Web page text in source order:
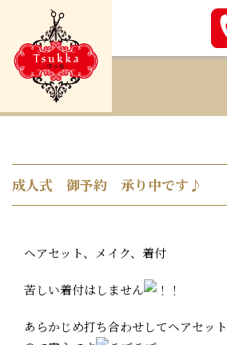
成人式 御予約 承り中です♪
ヘアセット、メイク、着付
苦しい着付はしません
あらかじめ打ち合わせしてヘアセッ